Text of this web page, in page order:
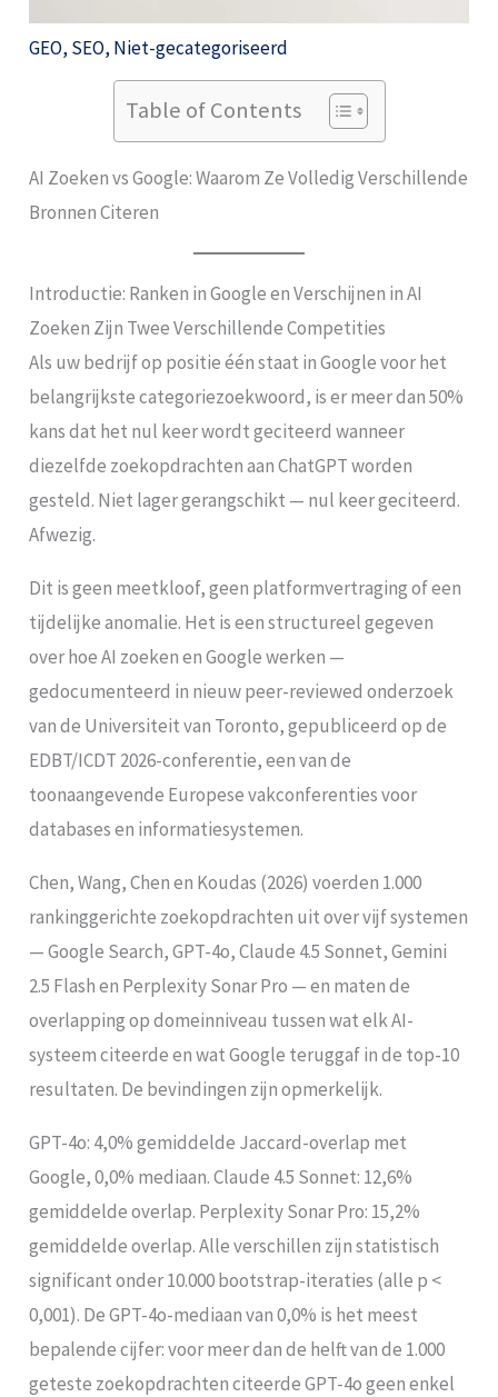
GEO, SEO, Niet-gecategoriseerd
Table of Contents
AI Zoeken vs Google: Waarom Ze Volledig Verschillende
Bronnen Citeren
Introductie: Ranken in Google en Verschijnen in AI
Zoeken Zijn Twee Verschillende Competities
Als uw bedrijf op positie één staat in Google voor het
belangrijkste categoriezoekwoord, is er meer dan 50%
kans dat het nul keer wordt geciteerd wanneer
diezelfde zoekopdrachten aan ChatGPT worden
gesteld. Niet lager gerangschikt — nul keer geciteerd.
Afwezig.
Dit is geen meetkloof, geen platformvertraging of een
tijdelijke anomalie. Het is een structureel gegeven
over hoe AI zoeken en Google werken —
gedocumenteerd in nieuw peer-reviewed onderzoek
van de Universiteit van Toronto, gepubliceerd op de
EDBT/ICDT 2026-conferentie, een van de
toonaangevende Europese vakconferenties voor
databases en informatiesystemen.
Chen, Wang, Chen en Koudas (2026) voerden 1.000
rankinggerichte zoekopdrachten uit over vijf systemen
— Google Search, GPT-4o, Claude 4.5 Sonnet, Gemini
2.5 Flash en Perplexity Sonar Pro — en maten de
overlapping op domeinniveau tussen wat elk AI-
systeem citeerde en wat Google teruggaf in de top-10
resultaten. De bevindingen zijn opmerkelijk.
GPT-4o: 4,0% gemiddelde Jaccard-overlap met
Google, 0,0% mediaan. Claude 4.5 Sonnet: 12,6%
gemiddelde overlap. Perplexity Sonar Pro: 15,2%
gemiddelde overlap. Alle verschillen zijn statistisch
significant onder 10.000 bootstrap-iteraties (alle p <
0,001). De GPT-4o-mediaan van 0,0% is het meest
bepalende cijfer: voor meer dan de helft van de 1.000
geteste zoekopdrachten citeerde GPT-4o geen enkel